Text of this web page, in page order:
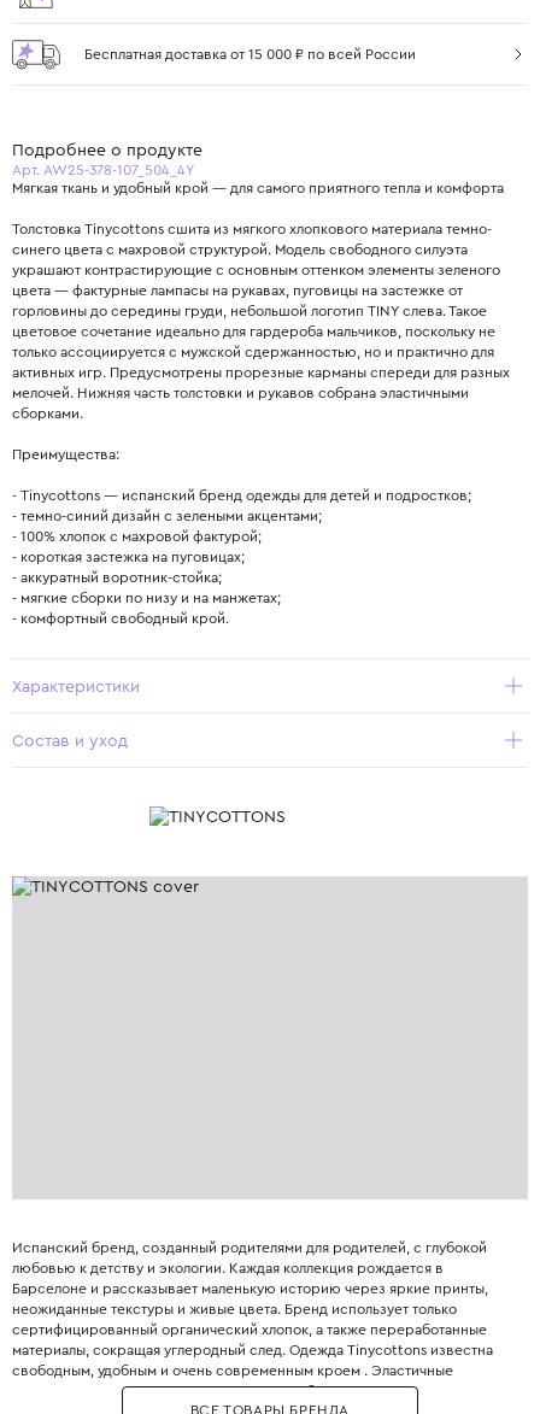
Бесплатная доставка от 15 000 ₽ по всей России
Подробнее о продукте
Арт. AW25-378-107_504_4Y
Мягкая ткань и удобный крой — для самого приятного тепла и комфорта
Толстовка Tinycottons сшита из мягкого хлопкового материала темно-
синего цвета с махровой структурой. Модель свободного силуэта
украшают контрастирующие с основным оттенком элементы зеленого
цвета — фактурные лампасы на рукавах, пуговицы на застежке от
горловины до середины груди, небольшой логотип TINY слева. Такое
цветовое сочетание идеально для гардероба мальчиков, поскольку не
только ассоциируется с мужской сдержанностью, но и практично для
активных игр. Предусмотрены прорезные карманы спереди для разных
мелочей. Нижняя часть толстовки и рукавов собрана эластичными
сборками.
Преимущества:
- Tinycottons — испанский бренд одежды для детей и подростков;
- темно-синий дизайн с зелеными акцентами;
- 100% хлопок с махровой фактурой;
- короткая застежка на пуговицах;
- аккуратный воротник-стойка;
- мягкие сборки по низу и на манжетах;
- комфортный свободный крой.
Характеристики
Состав и уход
Испанский бренд, созданный родителями для родителей, с глубокой
любовью к детству и экологии. Каждая коллекция рождается в
Барселоне и рассказывает маленькую историю через яркие принты,
неожиданные текстуры и живые цвета. Бренд использует только
сертифицированный органический хлопок, а также переработанные
материалы, сокращая углеродный след. Одежда Tinycottons известна
свободным, удобным и очень современным кроем . Эластичные
манжеты, мягкие резинки и плоские швы обеспечивают максимальную